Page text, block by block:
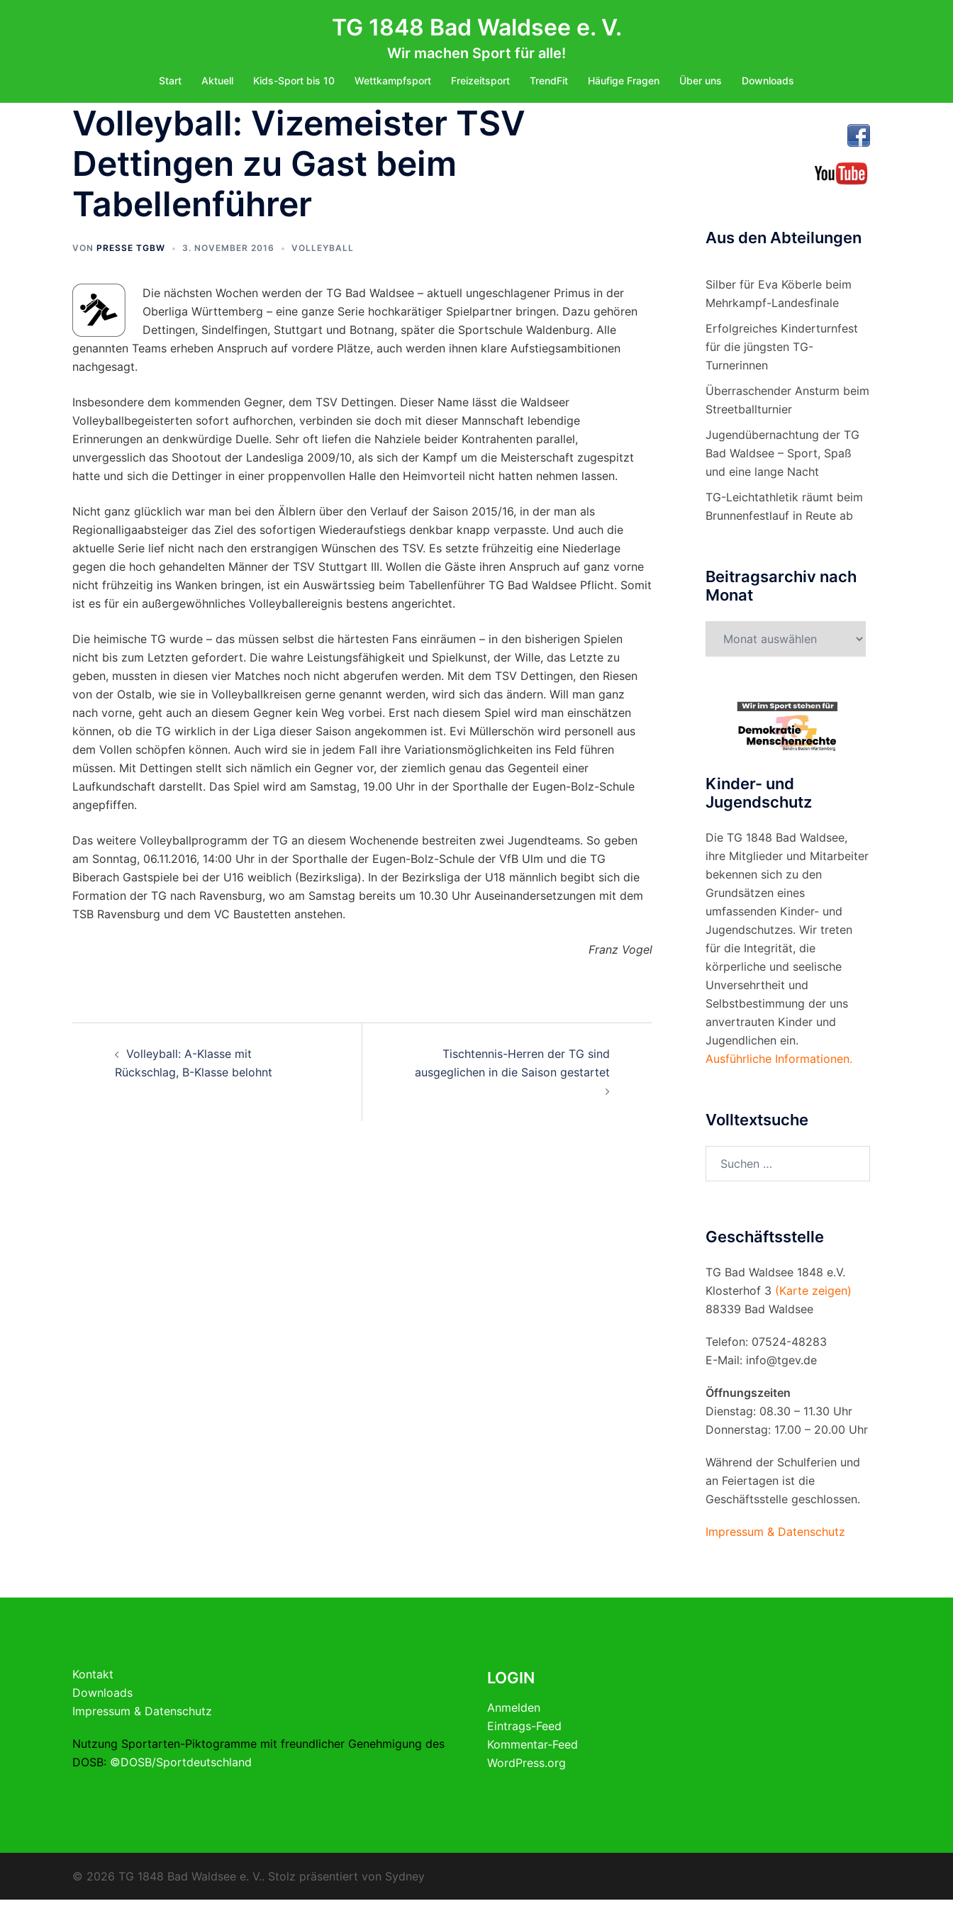
TG 1848 Bad Waldsee e. V.
Wir machen Sport für alle!
Start Aktuell Kids-Sport bis 10 Wettkampfsport Freizeitsport TrendFit Häufige Fragen Über uns Downloads
Volleyball: Vizemeister TSV
Dettingen zu Gast beim
Tabellenführer
VON PRESSE TGBW 3. NOVEMBER 2016 VOLLEYBALL
Die nächsten Wochen werden der TG Bad Waldsee – aktuell ungeschlagener Primus in der
Oberliga Württemberg – eine ganze Serie hochkarätiger Spielpartner bringen. Dazu gehören
Dettingen, Sindelfingen, Stuttgart und Botnang, später die Sportschule Waldenburg. Alle
genannten Teams erheben Anspruch auf vordere Plätze, auch werden ihnen klare Aufstiegsambitionen
nachgesagt.
Insbesondere dem kommenden Gegner, dem TSV Dettingen. Dieser Name lässt die Waldseer
Volleyballbegeisterten sofort aufhorchen, verbinden sie doch mit dieser Mannschaft lebendige
Erinnerungen an denkwürdige Duelle. Sehr oft liefen die Nahziele beider Kontrahenten parallel,
unvergesslich das Shootout der Landesliga 2009/10, als sich der Kampf um die Meisterschaft zugespitzt
hatte und sich die Dettinger in einer proppenvollen Halle den Heimvorteil nicht hatten nehmen lassen.
Nicht ganz glücklich war man bei den Älblern über den Verlauf der Saison 2015/16, in der man als
Regionalligaabsteiger das Ziel des sofortigen Wiederaufstiegs denkbar knapp verpasste. Und auch die
aktuelle Serie lief nicht nach den erstrangigen Wünschen des TSV. Es setzte frühzeitig eine Niederlage
gegen die hoch gehandelten Männer der TSV Stuttgart III. Wollen die Gäste ihren Anspruch auf ganz vorne
nicht frühzeitig ins Wanken bringen, ist ein Auswärtssieg beim Tabellenführer TG Bad Waldsee Pflicht. Somit
ist es für ein außergewöhnliches Volleyballereignis bestens angerichtet.
Die heimische TG wurde – das müssen selbst die härtesten Fans einräumen – in den bisherigen Spielen
nicht bis zum Letzten gefordert. Die wahre Leistungsfähigkeit und Spielkunst, der Wille, das Letzte zu
geben, mussten in diesen vier Matches noch nicht abgerufen werden. Mit dem TSV Dettingen, den Riesen
von der Ostalb, wie sie in Volleyballkreisen gerne genannt werden, wird sich das ändern. Will man ganz
nach vorne, geht auch an diesem Gegner kein Weg vorbei. Erst nach diesem Spiel wird man einschätzen
können, ob die TG wirklich in der Liga dieser Saison angekommen ist. Evi Müllerschön wird personell aus
dem Vollen schöpfen können. Auch wird sie in jedem Fall ihre Variationsmöglichkeiten ins Feld führen
müssen. Mit Dettingen stellt sich nämlich ein Gegner vor, der ziemlich genau das Gegenteil einer
Laufkundschaft darstellt. Das Spiel wird am Samstag, 19.00 Uhr in der Sporthalle der Eugen-Bolz-Schule
angepfiffen.
Das weitere Volleyballprogramm der TG an diesem Wochenende bestreiten zwei Jugendteams. So geben
am Sonntag, 06.11.2016, 14:00 Uhr in der Sporthalle der Eugen-Bolz-Schule der VfB Ulm und die TG
Biberach Gastspiele bei der U16 weiblich (Bezirksliga). In der Bezirksliga der U18 männlich begibt sich die
Formation der TG nach Ravensburg, wo am Samstag bereits um 10.30 Uhr Auseinandersetzungen mit dem
TSB Ravensburg und dem VC Baustetten anstehen.
Franz Vogel
Volleyball: A-Klasse mit
Rückschlag, B-Klasse belohnt
Tischtennis-Herren der TG sind
ausgeglichen in die Saison gestartet
Aus den Abteilungen
Silber für Eva Köberle beim
Mehrkampf-Landesfinale
Erfolgreiches Kinderturnfest
für die jüngsten TG-
Turnerinnen
Überraschender Ansturm beim
Streetballturnier
Jugendübernachtung der TG
Bad Waldsee – Sport, Spaß
und eine lange Nacht
TG-Leichtathletik räumt beim
Brunnenfestlauf in Reute ab
Beitragsarchiv nach
Monat
nach
Kinder- und
Jugendschutz
Die TG 1848 Bad Waldsee,
ihre Mitglieder und Mitarbeiter
bekennen sich zu den
Grundsätzen eines
umfassenden Kinder- und
Jugendschutzes. Wir treten
für die Integrität, die
körperliche und seelische
Unversehrtheit und
Selbstbestimmung der uns
anvertrauten Kinder und
Jugendlichen ein.
Ausführliche Informationen.
Volltextsuche
nach:
Geschäftsstelle
TG Bad Waldsee 1848 e.V.
Klosterhof 3 (Karte zeigen)
88339 Bad Waldsee
Telefon: 07524-48283
E-Mail: info@tgev.de
Öffnungszeiten
Dienstag: 08.30 – 11.30 Uhr
Donnerstag: 17.00 – 20.00 Uhr
Während der Schulferien und
an Feiertagen ist die
Geschäftsstelle geschlossen.
Impressum & Datenschutz
Kontakt
Downloads
Impressum & Datenschutz
Nutzung Sportarten-Piktogramme mit freundlicher Genehmigung des
DOSB: ©DOSB/Sportdeutschland
LOGIN
Anmelden
Eintrags-Feed
Kommentar-Feed
WordPress.org
© 2026 TG 1848 Bad Waldsee e. V.. Stolz präsentiert von Sydney